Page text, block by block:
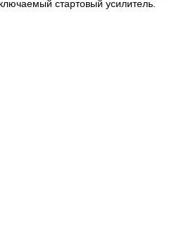
стартовый усилитель.